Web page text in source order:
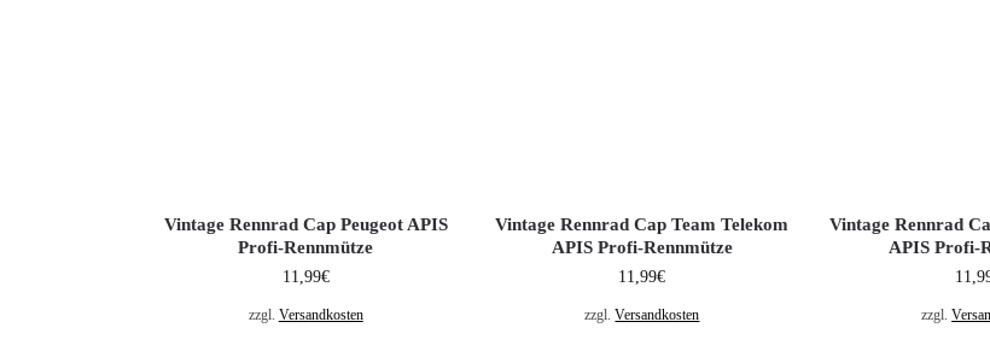
Vintage Rennrad Cap Peugeot APIS
Profi-Rennmütze
11,99€
zzgl. Versandkosten
Vintage Rennrad Cap Team Telekom
APIS Profi-Rennmütze
11,99€
zzgl.Versandkosten
Vintage Rennrad
APIS Profi-
zzgl.